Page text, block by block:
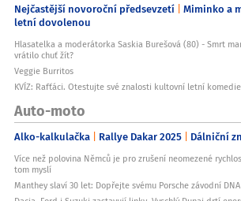
Nejčastější novoroční předsevzetí Miminko a
letní dovolenou
Hlasatelka a moderátorka Saskia Burešová (80) - Smrt
vrátilo chuť žít?
Veggie Burritos
KVÍZ: Rafťáci. Otestujte své znalosti kultovní letní komedie
Auto-moto
Alko-kalkulačka Rallye Dakar 2025 Dálniční
Více než polovina Němců je pro zrušení neomezené
tom myslí
Manthey slaví 30 let: Dopřejte svému Porsche závodní